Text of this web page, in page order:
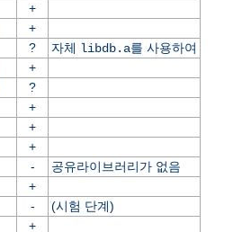
+
+
? 자체 libdb.a를 사용하여
+
?
+
+
+
-
공유라이브러리가 없음
+
-
(시험 단계)
+